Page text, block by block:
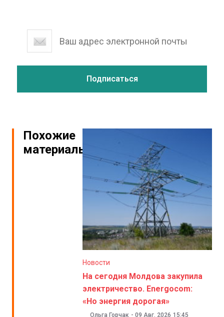
Похожие
материалы
Новости
На сегодня Молдова закупила
электричество. Energocom:
«Но энергия дорогая»
Ольга Горчак - 09 Авг. 2026 15:45